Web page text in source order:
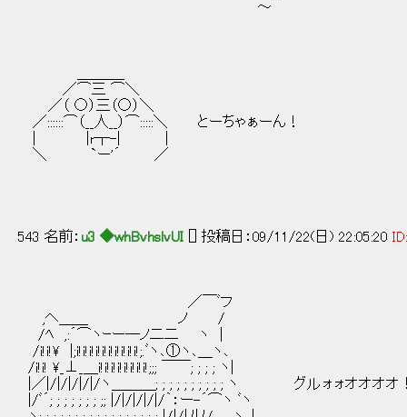
～ /
／⌒三 ⌒＼
／（ ○）三（○）＼
／::::::⌒（__人__）⌒:::::＼ とーちゃぁーん！
| |r┬-| |
＼ `ー'´ ／
543 名前： u3 ◆whBvhslvUI [] 投稿日：09/11/22(日) 22:05:20 ID:
／￣ﾞフ
,ヘ＿＿ ノ /
/ﾍ ,:´⌒ヽｰー─ノ二二 ヽ |
/i!i!\ |;i!i!i!i!i!i!i!i!i!i!;.ﾞヽ､①ヽ､＿ヽ､
/i!i! \_⊥_＿i!i!i!i!i!i!i!i!;;; ￣￣; ; ; ; ヽ|
|／|/|/|/|/|/ヽ＿＿＿; ; ; ; ; ; ; ; ; ; ヽ グルォォオオオオ
|/ﾞ´; ; ; ; ; ; ; ;; |/|/|/|/|/｀：ー-´⌒ヽ ﾞヽ